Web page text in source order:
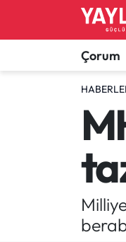
Çorum
Alaca Haberleri
Bayat
Bilgi - Keşfet
Bilim ve
Boğazkale
Çorum
Çorum Nöbetçi
Çorum Hava
Çorum Namaz
Çorum Trafik
TFF 1.Lig
Tüm Manşetler